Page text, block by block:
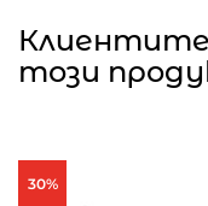
този
30%